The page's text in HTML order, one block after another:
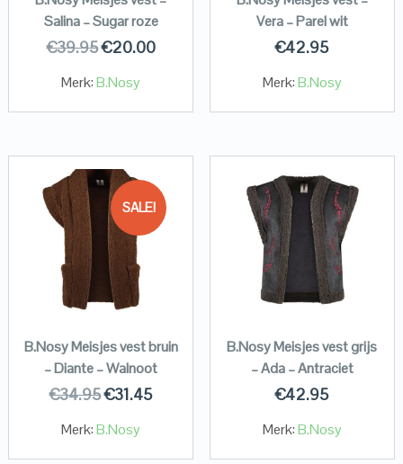
Salina – Sugar roze
€39.95€20.00
Merk:B.Nosy
Vera – Parel wit
€42.95
Merk:B.Nosy
SALE!
B.Nosy Meisjes vest bruin
– Diante – Walnoot
€34.95€31.45
Merk:B.Nosy
B.Nosy Meisjes vest grijs
– Ada – Antraciet
€42.95
Merk:B.Nosy